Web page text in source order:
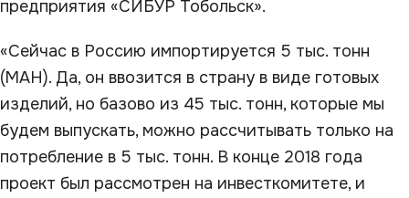
предприятия «СИБУР Тобольск».
«Сейчас в Россию импортируется 5 тыс. тонн
(МАН). Да, он ввозится в страну в виде готовых
изделий, но базово из 45 тыс. тонн, которые мы
будем выпускать, можно рассчитывать только на
потребление в 5 тыс. тонн. В конце 2018 года
проект был рассмотрен на инвесткомитете, и